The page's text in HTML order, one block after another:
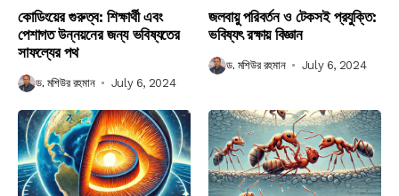
কোডিংয়ের গুরুত্ব: শিক্ষার্থী এবং
পেশাগত উন্নয়নের জন্য ভবিষ্যতের
সাফল্যের পথ
ড. মশিউর রহমান July 6, 2024
জলবায়ু পরিবর্তন ও টেকসই প্রযুক্তি:
ভবিষ্যৎ রক্ষায় বিজ্ঞান
ড. মশিউর রহমান July 6, 2024